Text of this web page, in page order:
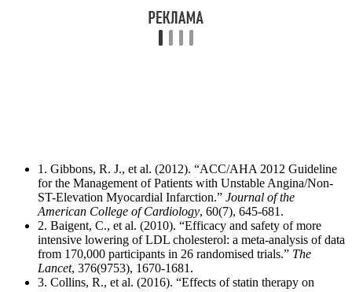
1. Gibbons, R. J., et al. (2012). “ACC/AHA 2012 Guideline
for the Management of Patients with Unstable Angina/Non-
ST-Elevation Myocardial Infarction.” Journal of the
American College of Cardiology, 60(7), 645-681.
2. Baigent, C., et al. (2010). “Efficacy and safety of more
intensive lowering of LDL cholesterol: a meta-analysis of data
from 170,000 participants in 26 randomised trials.” The
Lancet, 376(9753), 1670-1681.
3. Collins, R., et al. (2016). “Effects of statin therapy on